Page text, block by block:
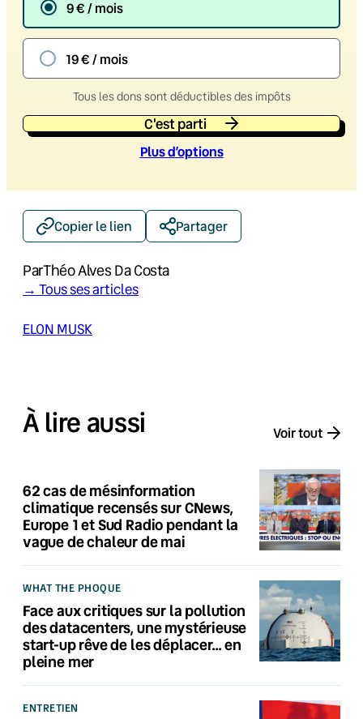
9 € / mois
19 € / mois
Tous les dons sont déductibles des impôts
C'est parti
Plus d’options
Copier le lien Partager
ParThéo Alves Da Costa
→ Tous ses articles
ELON MUSK
À lire aussi Voir tout
62 cas de mésinformation
climatique recensés sur CNews,
Europe 1 et Sud Radio pendant la
vague de chaleur de mai
WHAT THE PHOQUE
Face aux critiques sur la pollution
des datacenters, une mystérieuse
start-up rêve de les déplacer… en
pleine mer
ENTRETIEN